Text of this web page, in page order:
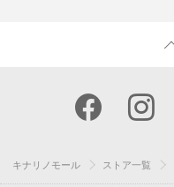
キナリノモール ストア一覧